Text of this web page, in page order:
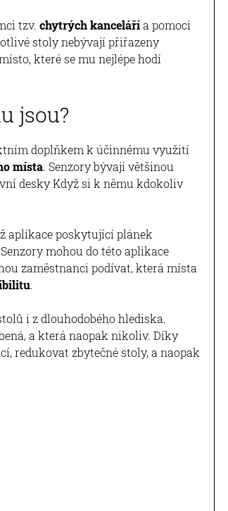
tzv. chytrých kancelářía pomoci
stoly nebývají přiřazeny
které se mu nejlépe hodí
jsou?
doplňkem k účinnému využití
místa. Senzory bývají většinou
desky Když si k němu kdokoliv
aplikace poskytující plánek
mohou do této aplikace
zaměstnanci podívat, která místa
.
i z dlouhodobého hlediska.
a která naopak nikoliv. Díky
redukovat zbytečné stoly, a naopak